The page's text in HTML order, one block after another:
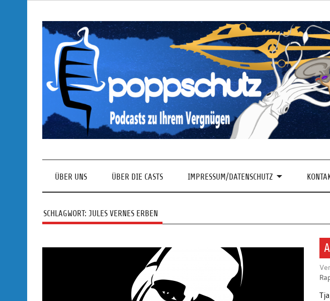
Podcasts zu Ihrem Vergnügen
ÜBER UNS ÜBER DIE CASTS IMPRESSUM/DATENSCHUTZ
SCHLAGWORT: JULES VERNES ERBEN